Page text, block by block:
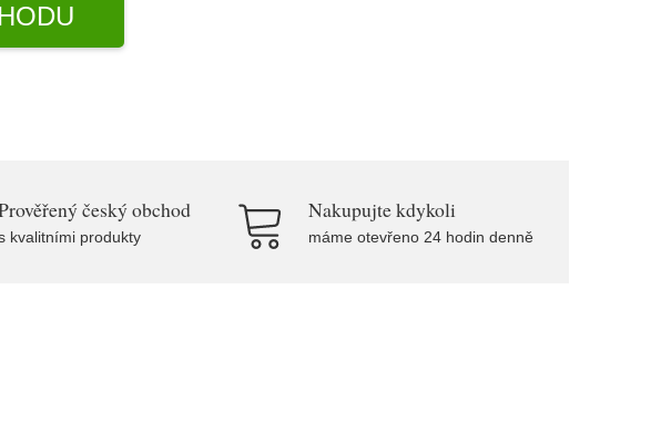
český obchod
kvalitními produkty
Nakupujte kdykoli
máme otevřeno 24 hodin denně